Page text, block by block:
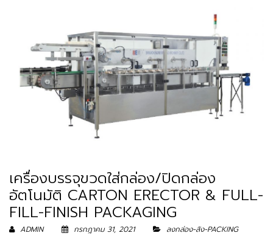
เครื่องบรรจุขวดใส่กล่อง/ปิดกล่อง
อัตโนมัติ CARTON ERECTOR & FULL-
FILL-FINISH PACKAGING
ADMIN กรกฎาคม 31, 2021 ลงกล่อง-ลัง-PACKING